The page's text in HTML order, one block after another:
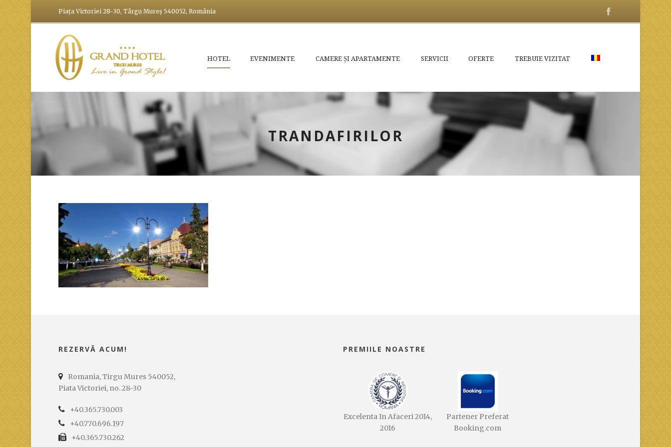
Piața Victoriei 28-30, Târgu Mureș 540052, România
HOTEL EVENIMENTE CAMERE ȘI APARTAMENTE SERVICII OFERTE TREBUIE VIZITAT
TRANDAFIRILOR
REZERVĂ ACUM!
Romania, Tirgu Mures 540052,
Piata Victoriei, no. 28-30
+40.365.730.003
+40.770.696.197
+40.365.730.262
PREMIILE NOASTRE
Excelenta In Afaceri 2014,
2016
Partener Preferat
Booking.com